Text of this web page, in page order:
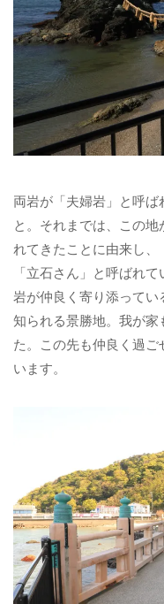
両岩が「夫婦岩」と呼ば
と。それまでは、この
れてきたことに由来し
「立石さん」と呼ばれ
岩が仲良く寄り添って
知られる景勝地。我が家
た。この先も仲良く過
います。